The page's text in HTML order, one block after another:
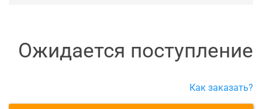
Ожидается поступление
Как заказать?